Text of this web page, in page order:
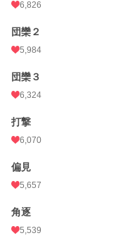
6,826
団欒２
5,984
団欒３
6,324
打撃
6,070
偏見
5,657
角逐
5,539